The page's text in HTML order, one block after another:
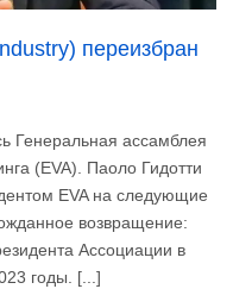
переизбран
Генеральная ассамблея
(EVA). Паоло Гидотти
EVA на следующие
возвращение:
Ассоциации в
годы. [...]